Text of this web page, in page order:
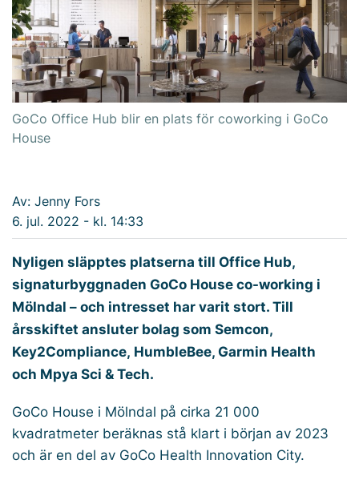
GoCo Office Hub blir en plats för coworking i GoCo
House
Av: Jenny Fors
6. jul. 2022 - kl. 14:33
Nyligen släpptes platserna till Office Hub,
signaturbyggnaden GoCo House co-working i
Mölndal – och intresset har varit stort. Till
årsskiftet ansluter bolag som Semcon,
Key2Compliance, HumbleBee, Garmin Health
och Mpya Sci & Tech.
GoCo House i Mölndal på cirka 21 000
kvadratmeter beräknas stå klart i början av 2023
och är en del av GoCo Health Innovation City.